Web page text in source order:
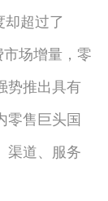
超过了
场增量，零
势推出具有
零售巨头国
渠道、服务